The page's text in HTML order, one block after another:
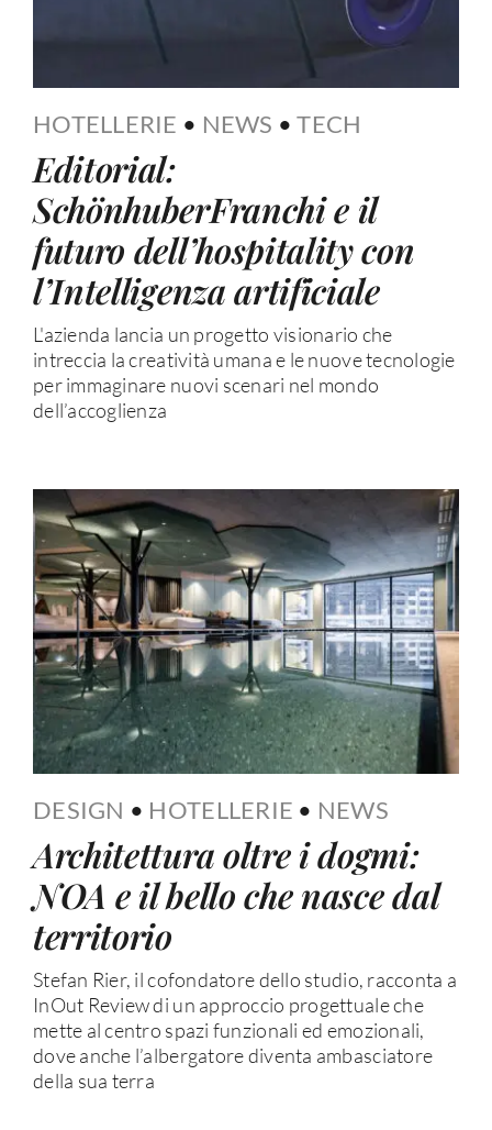
HOTELLERIE • NEWS •TECH
Editorial:
SchönhuberFranchi e il
futuro dell’hospitality con
l’Intelligenza artificiale
L'azienda lancia un progetto visionario che
intreccia la creatività umana e le nuove tecnologie
per immaginare nuovi scenari nel mondo
dell’accoglienza
DESIGN • HOTELLERIE • NEWS
Architettura oltre i dogmi:
NOA e il bello che nasce dal
territorio
Stefan Rier, il cofondatore dello studio, racconta a
InOut Review di un approccio progettuale che
mette al centro spazi funzionali ed emozionali,
dove anche l’albergatore diventa ambasciatore
della sua terra